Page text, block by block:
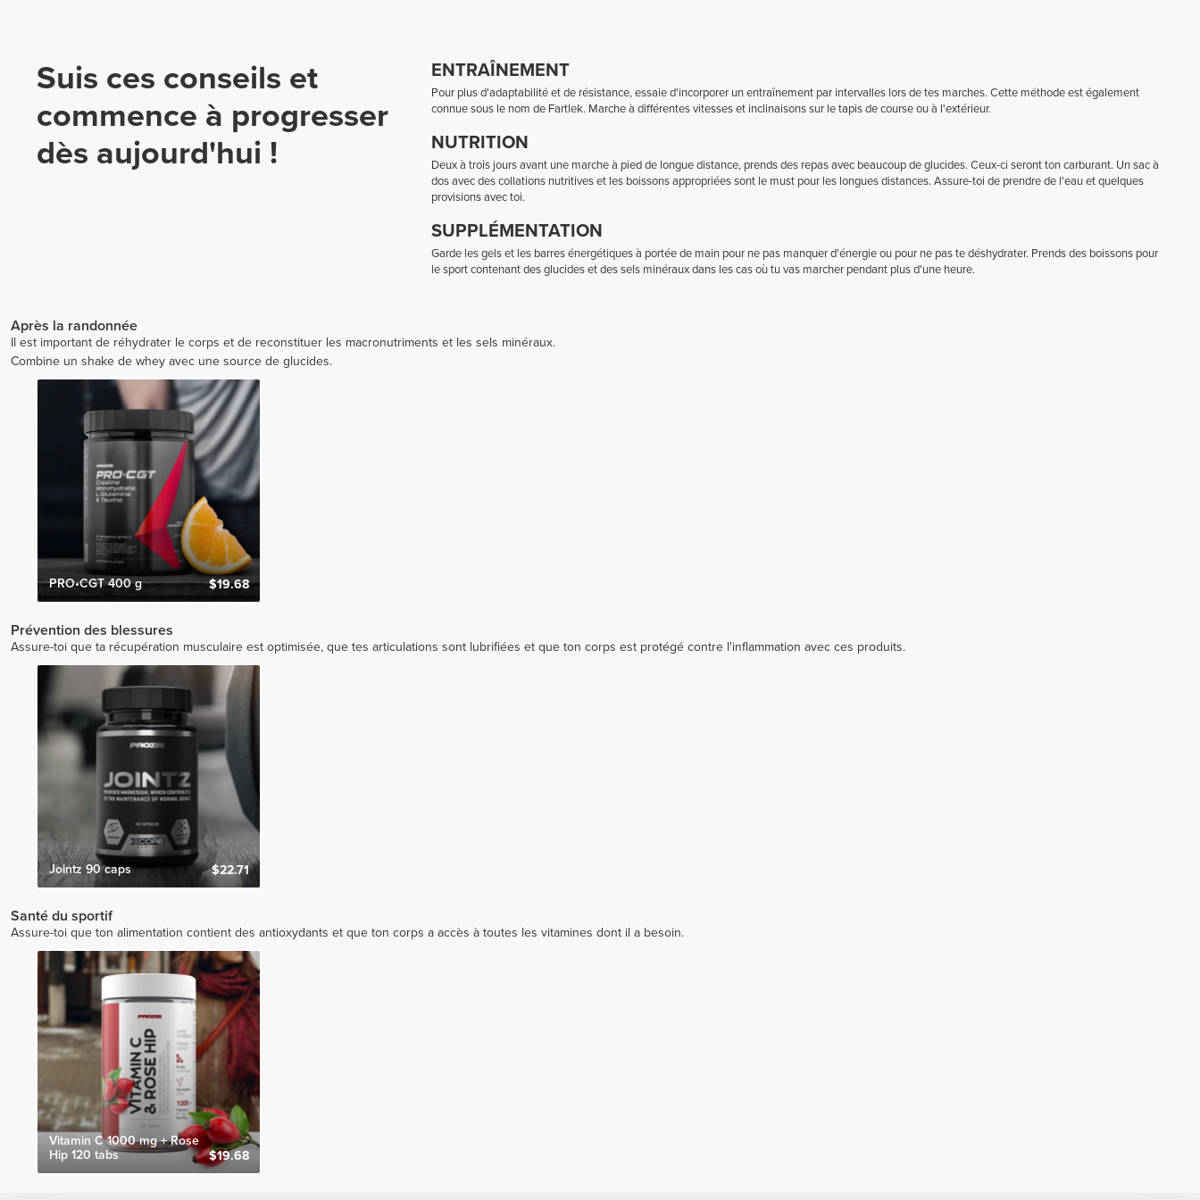
Suis ces conseils et
commence à progresser
dès aujourd'hui !
ENTRAÎNEMENT
Pour plus d'adaptabilité et de résistance, essaie d'incorporer un entraînement par intervalles lors de tes marches. Cette méthode est également
connue sous le nom de Fartlek. Marche à différentes vitesses et inclinaisons sur le tapis de course ou à l'extérieur.
NUTRITION
Deux à trois jours avant une marche à pied de longue distance, prends des repas avec beaucoup de glucides. Ceux-ci seront ton carburant. Un sac à
dos avec des collations nutritives et les boissons appropriées sont le must pour les longues distances. Assure-toi de prendre de l'eau et quelques
provisions avec toi.
SUPPLÉMENTATION
Garde les gels et les barres énergétiques à portée de main pour ne pas manquer d'énergie ou pour ne pas te déshydrater. Prends des boissons pour
le sport contenant des glucides et des sels minéraux dans les cas où tu vas marcher pendant plus d'une heure.
Après la randonnée
Il est important de réhydrater le corps et de reconstituer les macronutriments et les sels minéraux.
Combine un shake de whey avec une source de glucides.
PRO•CGT 400 g $19.68
Prévention des blessures
Assure-toi que ta récupération musculaire est optimisée, que tes articulations sont lubrifiées et que ton corps est protégé contre l'inflammation avec ces produits.
Jointz 90 caps $22.71
Santé du sportif
Assure-toi que ton alimentation contient des antioxydants et que ton corps a accès à toutes les vitamines dont il a besoin.
Vitamin C 1000 mg + Rose
Hip 120 tabs
$19.68